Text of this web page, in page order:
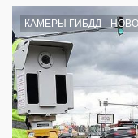
КАМЕРЫ ГИБДД